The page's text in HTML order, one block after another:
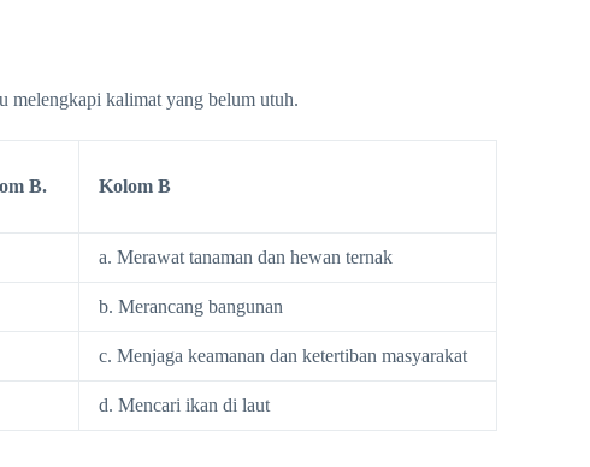
melengkapi kalimat yang belum utuh.
B.
Kolom B
a. Merawat tanaman dan hewan ternak
b. Merancang bangunan
c. Menjaga keamanan dan ketertiban masyarakat
d. Mencari ikan di laut